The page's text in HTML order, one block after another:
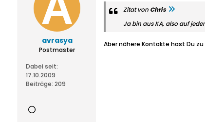
avrasya
Postmaster
Dabei seit:
17.10.2009
Beiträge: 209
Zitat von Chris
Ja bin aus KA, also auf
Aber nähere Kontakte hast Du